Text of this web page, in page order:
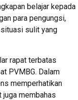
belajar kepada
para pengungsi,
sulit yang
rapat terbatas
PVMBG. Dalam
memperhatikan
juga membahas